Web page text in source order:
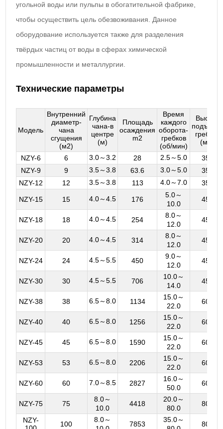
угольной воды или пульпы в обогатительной фабрике,
чтобы осуществить цель обезвоживания. Данное
оборудование используется также для разделения
твёрдых частиц от воды в сферах химической
промышленности и металлургии.
Технические параметры
Модель
Внутренний
диаметр-
чана
сгущения
(м2)
Глубина
чана-в
центре
(м)
Площадь
осаждения
m2
Время
каждого
оборота-
гребков
(об/мин)
Высота
гребков
(мм)
NZY-6
6 3.0～3.2 28 2.5～5.0
350
NZY-9
9 3.5～3.8 63.6 3.0～5.0
350
NZY-12
12 3.5～3.8 113 4.0～7.0 350
NZY-15 15 4.0～4.5 176
5.0～
10.0
450
NZY-18 18 4.0～4.5 254
8.0～
12.0
450
NZY-20 20 4.0～4.5 314
8.0～
12.0
450
NZY-24 24 4.5～5.5 450
9.0～
12.0
450
NZY-30 30 4.5～5.5 706
10.0～
14.0
450
NZY-38 38 6.5～8.0 1134
15.0～
22.0
600
NZY-40 40 6.5～8.0 1256
15.0～
22.0
600
NZY-45 45 6.5～8.0 1590
15.0～
22.0
600
NZY-53 53 6.5～8.0 2206
15.0～
22.0
600
NZY-60 60 7.0～8.5 2827
16.0～
50.0
600
NZY-75 75
8.0～
10.0
4418
20.0～
80.0
800
NZY-
100
8.0～
7853
35.0～
800